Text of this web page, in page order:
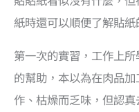
紙時還可以順便了解貼紙
第一次的實習，工作上
的幫助，本以為在肉品
作、枯燥而乏味，但認